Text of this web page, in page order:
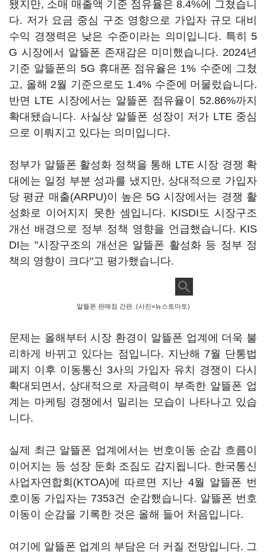
됐지만, 소매 매출액 기준 점유율은 8.4%에 그쳤습니
다. 저가 요금 중심 구조 영향으로 가입자 규모 대비
수익 경쟁력은 낮은 수준이라는 의미입니다. 특히 5
G 시장에서 알뜰폰 존재감은 미미했습니다. 2024년
기준 알뜰폰의 5G 휴대폰 점유율은 1% 수준에 그쳤
고, 올해 2월 기준으로도 1.4% 수준에 머물렀습니다.
반면 LTE 시장에서는 알뜰폰 점유율이 52.86%까지
확대됐습니다. 사실상 알뜰폰 성장이 저가 LTE 중심
으로 이뤄지고 있다는 의미입니다.
정부가 알뜰폰 활성화 정책을 통해 LTE 시장 경쟁 확
대에는 일정 부분 성과를 냈지만, 상대적으로 가입자
당 평균 매출(ARPU)이 높은 5G 시장에서는 경쟁 활
성화로 이어지지 못한 셈입니다. KISDI도 시장구조
개선 배경으로 정부 정책 영향을 언급했습니다. KIS
DI는 "시장구조의 개선은 알뜰폰 활성화 등 정부 정
책의 영향이 크다"고 평가했습니다.
알뜰폰 판매점 간판. (사진=뉴스토마토)
문제는 올해부터 시장 환경이 알뜰폰 업계에 더욱 불
리하게 바뀌고 있다는 점입니다. 지난해 7월 단통법
폐지 이후 이동통신 3사의 가입자 유치 경쟁이 다시
확대되면서, 상대적으로 자금력이 부족한 알뜰폰 업
계는 마케팅 경쟁에서 밀리는 모습이 나타나고 있습
니다.
실제 최근 알뜰폰 업계에서는 번호이동 순감 흐름이
이어지는 등 성장 둔화 조짐도 감지됩니다. 한국통신
사업자연합회(KTOA)에 따르면 지난 4월 알뜰폰 번
호이동 가입자는 7353건 순감했습니다. 알뜰폰 번호
이동이 순감을 기록한 것은 올해 들어 처음입니다.
여기에 알뜰폰 업계의 부담은 더 커질 전망입니다. 그